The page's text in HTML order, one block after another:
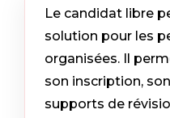
Le candidat libre
solution pour les
organisées. Il
son inscription,
supports de